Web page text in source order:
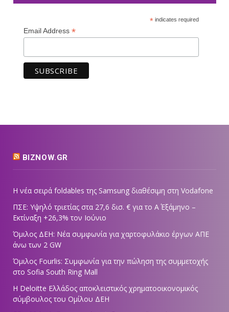
*indicates required
Email Address *
BIZNOW.GR
Η νέα σειρά foldables της Samsung διαθέσιμη στη Vodafone
ΠΣΕ: Υψηλό τριετίας στα 27,6 δισ. € για το Α΄ Εξάμηνο –
Εκτίναξη +26,3% τον Ιούνιο
Όμιλος ΔΕΗ: Νέα συμφωνία για χαρτοφυλάκιο έργων ΑΠΕ
άνω των 2 GW
Όμιλος Fourlis: Συμφωνία για την πώληση της συμμετοχής
στο Sofia South Ring Mall
Η Deloitte Ελλάδος αποκλειστικός χρηματοοικονομικός
σύμβουλος του Ομίλου ΔΕΗ